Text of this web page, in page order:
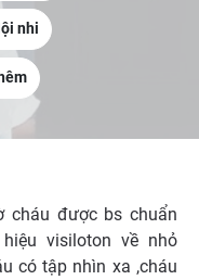
nhi
cháu được bs chuẩn
visiloton về nhỏ
có tập nhìn xa ,cháu